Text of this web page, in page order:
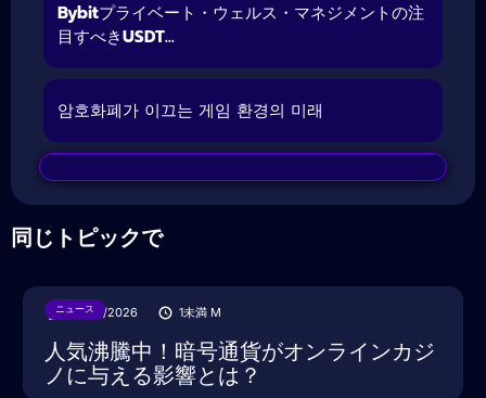
Bybitプライベート・ウェルス・マネジメントの注
目すべきUSDT...
암호화폐가 이끄는 게임 환경의 미래
同じトピックで
ニュース
28/07/2026 1未満 M
人気沸騰中！暗号通貨がオンラインカジ
ノに与える影響とは？